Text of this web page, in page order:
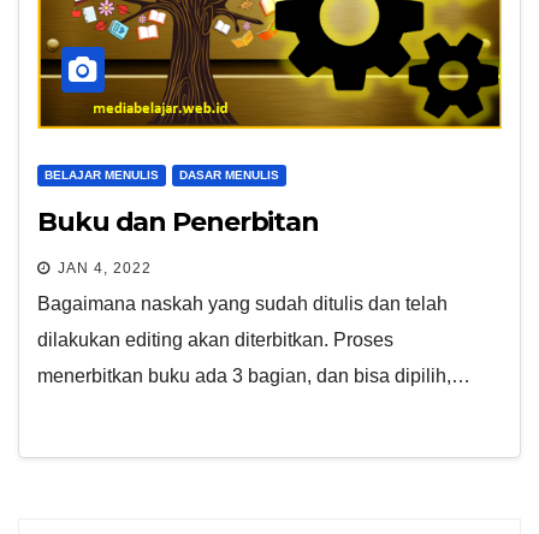
BELAJAR MENULIS DASAR MENULIS
Buku dan Penerbitan
JAN 4, 2022
Bagaimana naskah yang sudah ditulis dan telah
dilakukan editing akan diterbitkan. Proses
menerbitkan buku ada 3 bagian, dan bisa dipilih,…